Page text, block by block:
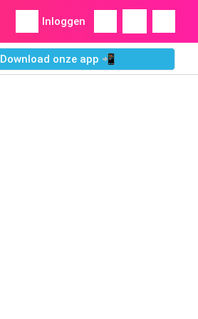
Inloggen
Download onze app 📲